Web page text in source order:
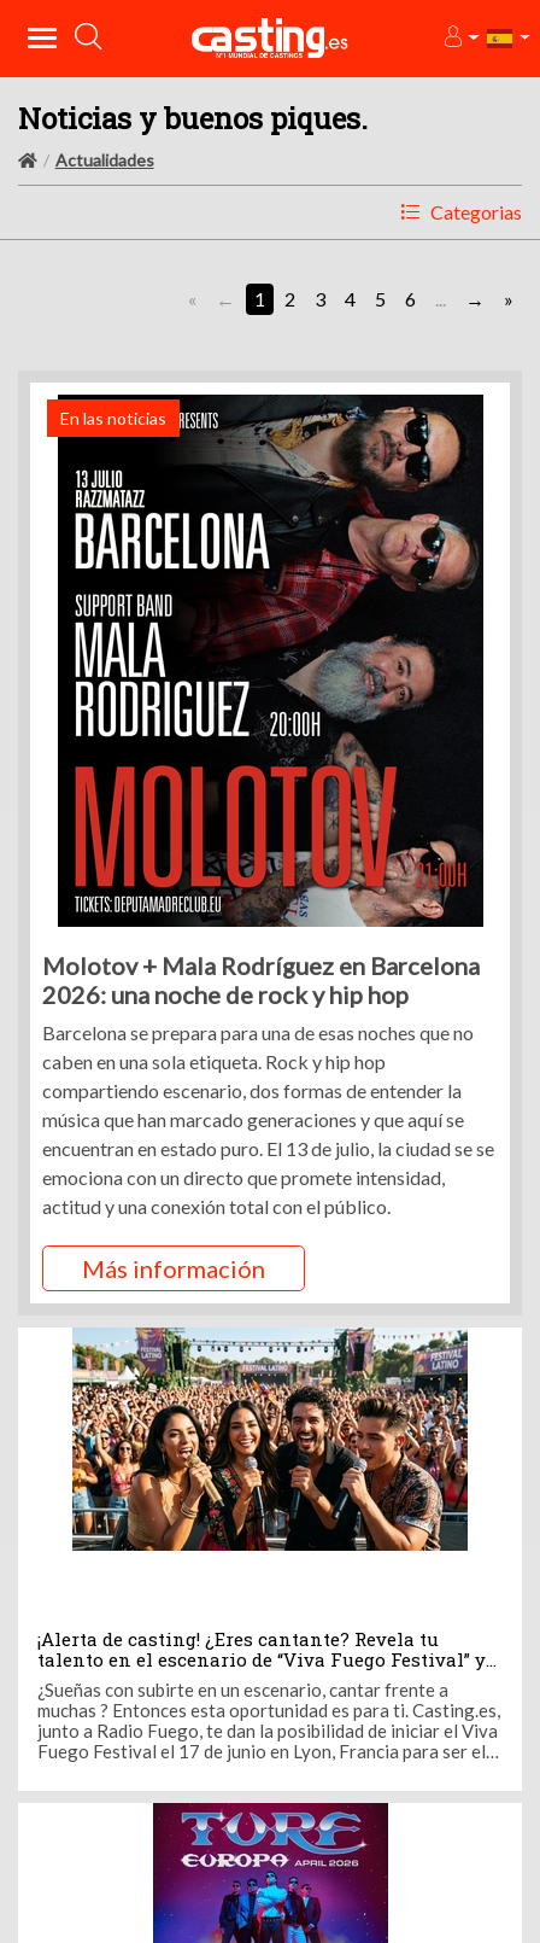
Noticias y buenos piques.
Actualidades
Categorias
« 1 2 3 4 5 6 ... »
En las noticias
Molotov + Mala Rodríguez en Barcelona
2026: una noche de rock y hip hop
Barcelona se prepara para una de esas noches que no
caben en una sola etiqueta. Rock y hip hop
compartiendo escenario, dos formas de entender la
música que han marcado generaciones y que aquí se
encuentran en estado puro. El 13 de julio, la ciudad se se
emociona con un directo que promete intensidad,
actitud y una conexión total con el público.
Más información
¡Alerta de casting! ¿Eres cantante? Revela tu
talento en el escenario de “Viva Fuego Festival” y
haz una aparición en la radio
¿Sueñas con subirte en un escenario, cantar frente a
muchas ? Entonces esta oportunidad es para ti. Casting.es,
junto a Radio Fuego, te dan la posibilidad de iniciar el Viva
Fuego Festival el 17 de junio en Lyon, Francia para ser el
continuación descubrirás cómo participar en el casting.